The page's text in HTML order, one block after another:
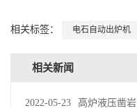
相关标签： 电石自动出炉机
相关新闻
2022-05-23 高炉液压凿岩机在启动前检查